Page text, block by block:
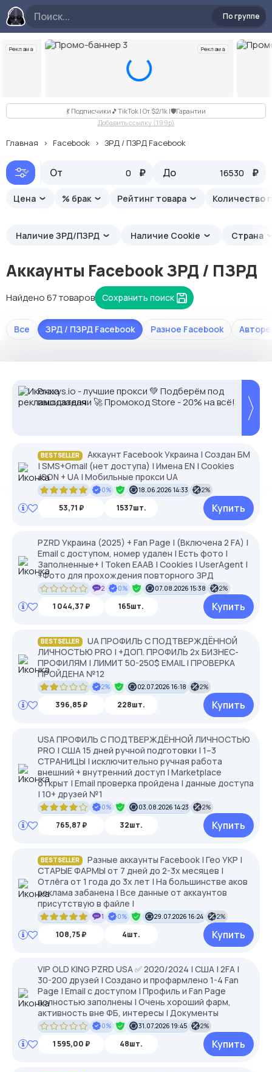
По группе
Реклама Реклама
Слайд 3 из 10
💃 Подписчики🎵TikTok | От $2/1k |🛡Гарантии
Добавить ссылку (199p)
Главная Facebook ЗРД / ПЗРД Facebook
Рекомендуемые
От ₽ До ₽
Цена % брак Рейтинг товара Количество
Наличие ЗРД/ПЗРД Наличие Cookie Страна
Аккаунты Facebook ЗРД / ПЗРД
Найдено 67 товаров Сохранить поиск
Все Разное Facebook
ЗРД / ПЗРД Facebook
Proxys.io - лучшие прокси 💚 Подберём под
ваши задачи 🚀 Промокод Store - 20% на всё!
2328.io — прием крипто платежей
-35% на прокси с высоким IP Score.
Промокод: MASK35. Чистые IP, минимум
BESTSELLER
Аккаунт Facebook Украина | Создан БМ
| SMS+Gmail (нет доступа) | Имена EN | Cookies
JSON + UA | Мобильные прокси UA
0% 18.06.2026 14:33 2%
53,71 ₽ 1537шт. Купить
PZRD Украина (2025) + Fan Page | (Включена 2 FA) |
Email с доступом, номер удален | Есть фото |
Заполненные+ | Token EAAB | Cookies | UserAgent |
+Фото для прохождения повторного ЗРД
2 0% 07.08.2026 15:38 2%
1 044,37 ₽ 165шт. Купить
BESTSELLER
UA ПРОФИЛЬ С ПОДТВЕРЖДЁННОЙ
ЛИЧНОСТЬЮ PRO | +ДОП. ПРОФИЛЬ 2х БИЗНЕС-
ПРОФИЛЯМ | ЛИМИТ 50-250$ EMAIL | ПРОВЕРКА
ПРОЙДЕНА №12
2% 02.07.2026 16:18 2%
396,85 ₽ 228шт. Купить
USA ПРОФИЛЬ С ПОДТВЕРЖДЁННОЙ ЛИЧНОСТЬЮ
PRO | США 15 дней ручной подготовки | 1–3
СТРАНИЦЫ | исключительно ручная работа
внешний + внутренний доступ | Marketplace
открыт | Email проверка пройдена | данные доступа
| 10+ друзей №1
0% 03.08.2026 14:23 2%
765,87 ₽ 32шт. Купить
BESTSELLER
Разные аккаунты Facebook | Гео УКР |
СТАРЫЕ ФАРМЫ от 7 дней до 2-3х месяцев |
Отлёга от 1 года до 3х лет | На большинстве аков
реклама забанена | Все данные от аккаунтов
присутствую в файле |
1 0% 29.07.2026 16:24 2%
108,75 ₽ 4шт. Купить
VIP OLD KING PZRD USA ✅ 2020/2024 | США | 2FA |
30-200 друзей | Создано и профармлено 1-4 Fan
Page | Email с доступом | Профиль и Fan Page
полностью заполнены | Очень хороший фарм,
активность вне ФБ, интересы | Документы
0% 31.07.2026 19:45 2%
1 595,00 ₽ 48шт. Купить